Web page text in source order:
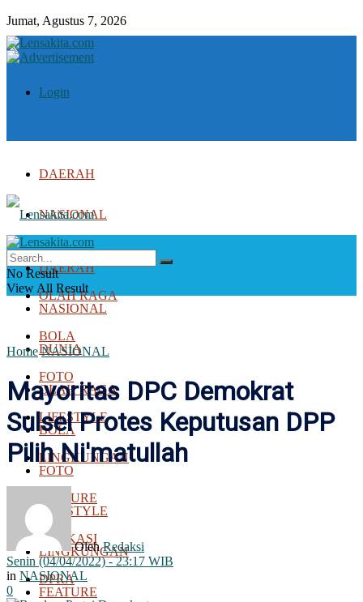
Jumat, Agustus 7, 2026
Login
DAERAH
NASIONAL
DUNIA
OLAH RAGA
BOLA
FOTO
LIFESTYLE
LINGKUNGAN
FEATURE
EDUKASI
DPRA
DAERAH
NASIONAL
DUNIA
OLAH RAGA
BOLA
FOTO
LIFESTYLE
LINGKUNGAN
FEATURE
No Result
View All Result
Home NASIONAL
Mayoritas DPC Demokrat
Sulsel Protes Keputusan DPP
Pilih Ni'matullah
Oleh Redaksi
Senin (04/04/2022) - 23:17 WIB
in NASIONAL
0